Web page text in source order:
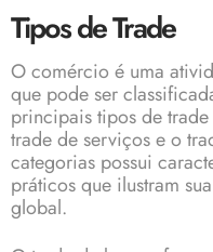
Tipos de Trade
O comércio é uma
que pode ser
principais tipos de
trade de serviços e o
categorias possui
práticos que ilustram
global.